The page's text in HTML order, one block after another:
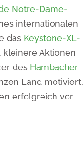
Notre-Dame-
internationalen
das Keystone-XL-
kleinere Aktionen
des Hambacher
Land motiviert,
erfolgreich vor